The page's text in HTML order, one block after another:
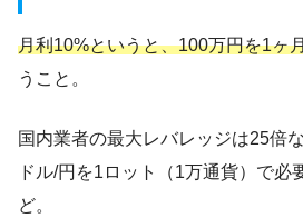
月利10%というと、100万円を1ヶ
うこと。
国内業者の最大レバレッジは25倍な
ドル/円を1ロット（1万通貨）で必
ど。